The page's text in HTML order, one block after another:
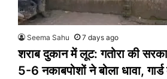
Seema Sahu 7 days ago
शराब दुकान में लूट: गतोरा की
5-6 नकाबपोशों ने बोला धावा,